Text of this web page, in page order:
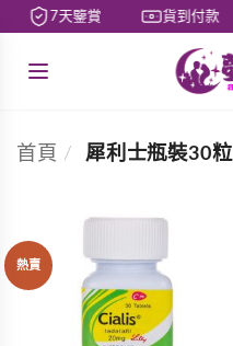
7天鑒賞 貨到付款
首頁 / 犀利士瓶裝30粒
熱賣